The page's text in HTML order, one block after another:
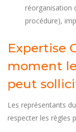
réorganisation
procédure),
Expertise
moment le
peut
Les représentants
respecter les règles